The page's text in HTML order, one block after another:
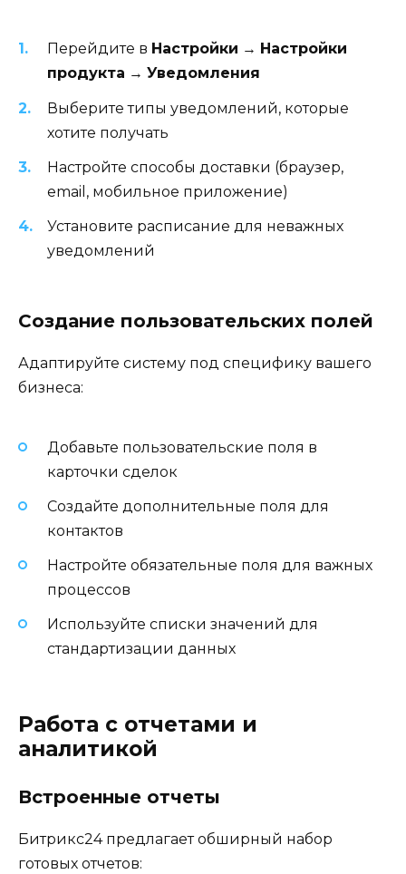
Перейдите в Настройки → Настройки
продукта → Уведомления
Выберите типы уведомлений, которые
хотите получать
Настройте способы доставки (браузер,
email, мобильное приложение)
Установите расписание для неважных
уведомлений
Создание пользовательских полей
Адаптируйте систему под специфику вашего
бизнеса:
Добавьте пользовательские поля в
карточки сделок
Создайте дополнительные поля для
контактов
Настройте обязательные поля для важных
процессов
Используйте списки значений для
стандартизации данных
Работа с отчетами и
аналитикой
Встроенные отчеты
Битрикс24 предлагает обширный набор
готовых отчетов: